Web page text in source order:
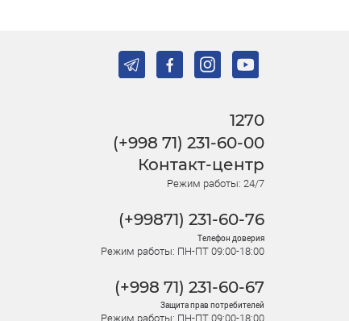
1270
(+998 71) 231-60-00
Контакт-центр
Режим работы: 24/7
(+99871) 231-60-76
Телефон доверия
Режим работы: ПН-ПТ 09:00-18:00
(+998 71) 231-60-67
Защита прав потребителей
Режим работы: ПН-ПТ 09:00-18:00